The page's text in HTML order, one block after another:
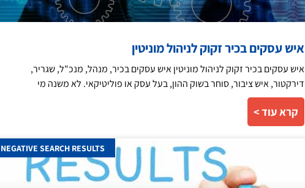
איש עסקים בכיר זקוק לניהול מוניטין
איש עסקים בכיר זקוק לניהול מוניטין איש עסקים בכיר, מנהל, מנכ"ל, שגריר,
דירקטור, איש ציבור, סוחר בשוק ההון, בעל עסק או פוליטיקאי. לא משנה מי
קרא עוד >
NEGATIVE SEARCH RESULTS